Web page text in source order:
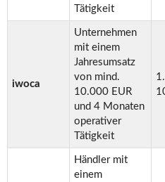
Tätigkeit
iwoca
Unternehmen
mit einem
Jahresumsatz
von mind.
10.000 EUR
und 4 Monaten
operativer
Tätigkeit
Händler mit
einem